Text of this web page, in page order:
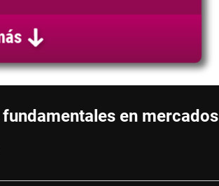
en mercados